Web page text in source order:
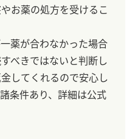
お薬の処方を受けるこ
薬が合わなかった場合
べきではないと判断し
してくれるので安心し
条件あり、詳細は公式